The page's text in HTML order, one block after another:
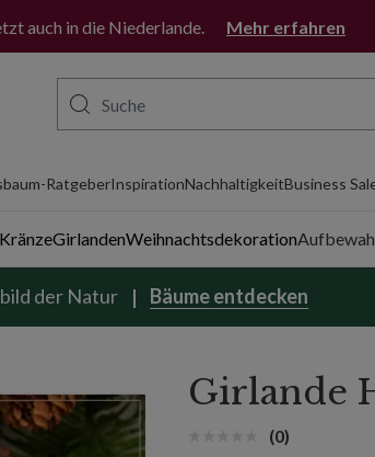
auch in die Niederlande. Mehr erfahren
RatgeberInspirationNachhaltigkeitBusiness
KränzeGirlandenWeihnachtsdekoration
der Natur Bäume entdecken
Girlande
(0)